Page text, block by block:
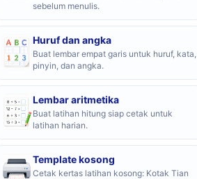
sebelum menulis.
Huruf dan angka
Buat lembar empat garis untuk huruf, kata,
pinyin, dan angka.
Lembar aritmetika
Buat latihan hitung siap cetak untuk
latihan harian.
Template kosong
Cetak kertas latihan kosong: Kotak Tian